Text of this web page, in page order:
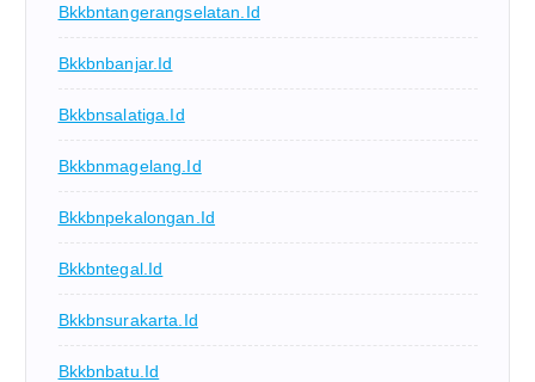
Bkkbntangerangselatan.id
Bkkbnbanjar.id
Bkkbnsalatiga.id
Bkkbnmagelang.id
Bkkbnpekalongan.id
Bkkbntegal.id
Bkkbnsurakarta.id
Bkkbnbatu.id